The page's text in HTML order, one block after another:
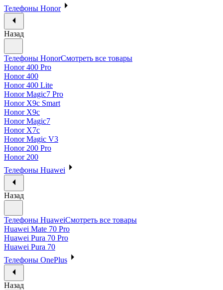
Телефоны Honor
Назад
Телефоны HonorСмотреть все товары
Honor 400 Pro
Honor 400
Honor 400 Lite
Honor Magic7 Pro
Honor X9c Smart
Honor X9c
Honor Magic7
Honor X7c
Honor Magic V3
Honor 200 Pro
Honor 200
Телефоны Huawei
Назад
Телефоны HuaweiСмотреть все товары
Huawei Mate 70 Pro
Huawei Pura 70 Pro
Huawei Pura 70
Телефоны OnePlus
Назад